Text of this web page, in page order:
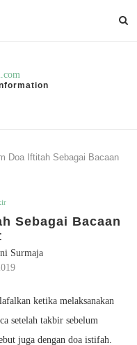
Doa Iftitah Sebagai Bacaan
Sebagai Bacaan
Surmaja
ketika melaksanakan
setelah takbir sebelum
juga dengan doa istifah.